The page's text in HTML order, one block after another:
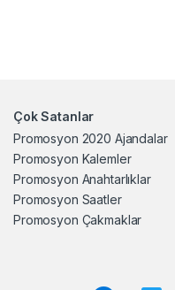
Çok Satanlar
Promosyon 2020 Ajandalar
Promosyon Kalemler
Promosyon Anahtarlıklar
Promosyon Saatler
Promosyon Çakmaklar